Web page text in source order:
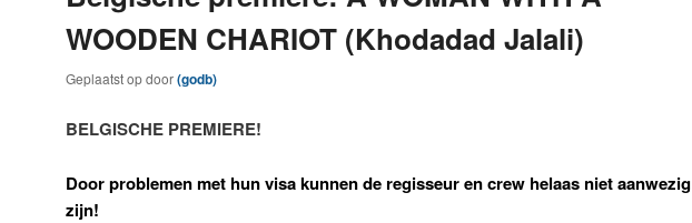
WOODEN CHARIOT (Khodadad Jalali)
Geplaatst opdoor(godb)
BELGISCHE PREMIERE!
Door problemen met hun visa kunnen de regisseur en crew helaas niet aanwezig
zijn!